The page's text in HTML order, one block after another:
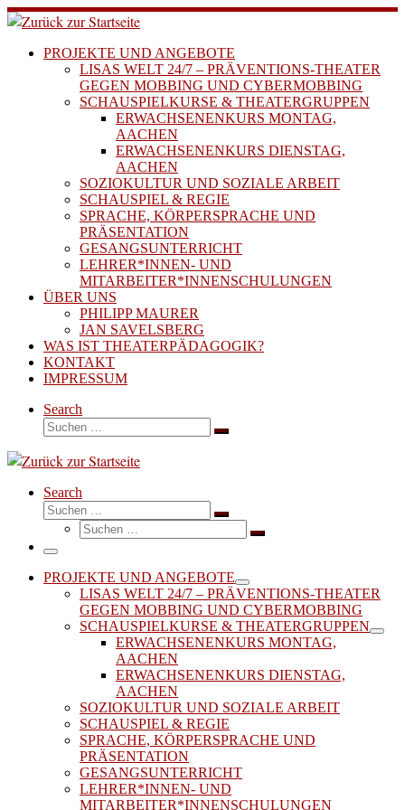
Zum
Inhalt
springenPROJEKTE UND ANGEBOTE
LISAS WELT 24/7 – PRÄVENTIONS-THEATER
GEGEN MOBBING UND CYBERMOBBING
SCHAUSPIELKURSE & THEATERGRUPPEN
ERWACHSENENKURS MONTAG,
AACHEN
ERWACHSENENKURS DIENSTAG,
AACHEN
SOZIOKULTUR UND SOZIALE ARBEIT
SCHAUSPIEL & REGIE
SPRACHE, KÖRPERSPRACHE UND
PRÄSENTATION
GESANGSUNTERRICHT
LEHRER*INNEN- UND
MITARBEITER*INNENSCHULUNGEN
ÜBER UNS
PHILIPP MAURER
JAN SAVELSBERG
WAS IST THEATERPÄDAGOGIK?
KONTAKT
IMPRESSUM
Search
Suche
Suchen …
Search
Suche
Suchen …
Suche
Suchen …
Menü
PROJEKTE UND ANGEBOTE
LISAS WELT 24/7 – PRÄVENTIONS-THEATER
GEGEN MOBBING UND CYBERMOBBING
SCHAUSPIELKURSE & THEATERGRUPPEN
ERWACHSENENKURS MONTAG,
AACHEN
ERWACHSENENKURS DIENSTAG,
AACHEN
SOZIOKULTUR UND SOZIALE ARBEIT
SCHAUSPIEL & REGIE
SPRACHE, KÖRPERSPRACHE UND
PRÄSENTATION
GESANGSUNTERRICHT
LEHRER*INNEN- UND
MITARBEITER*INNENSCHULUNGEN